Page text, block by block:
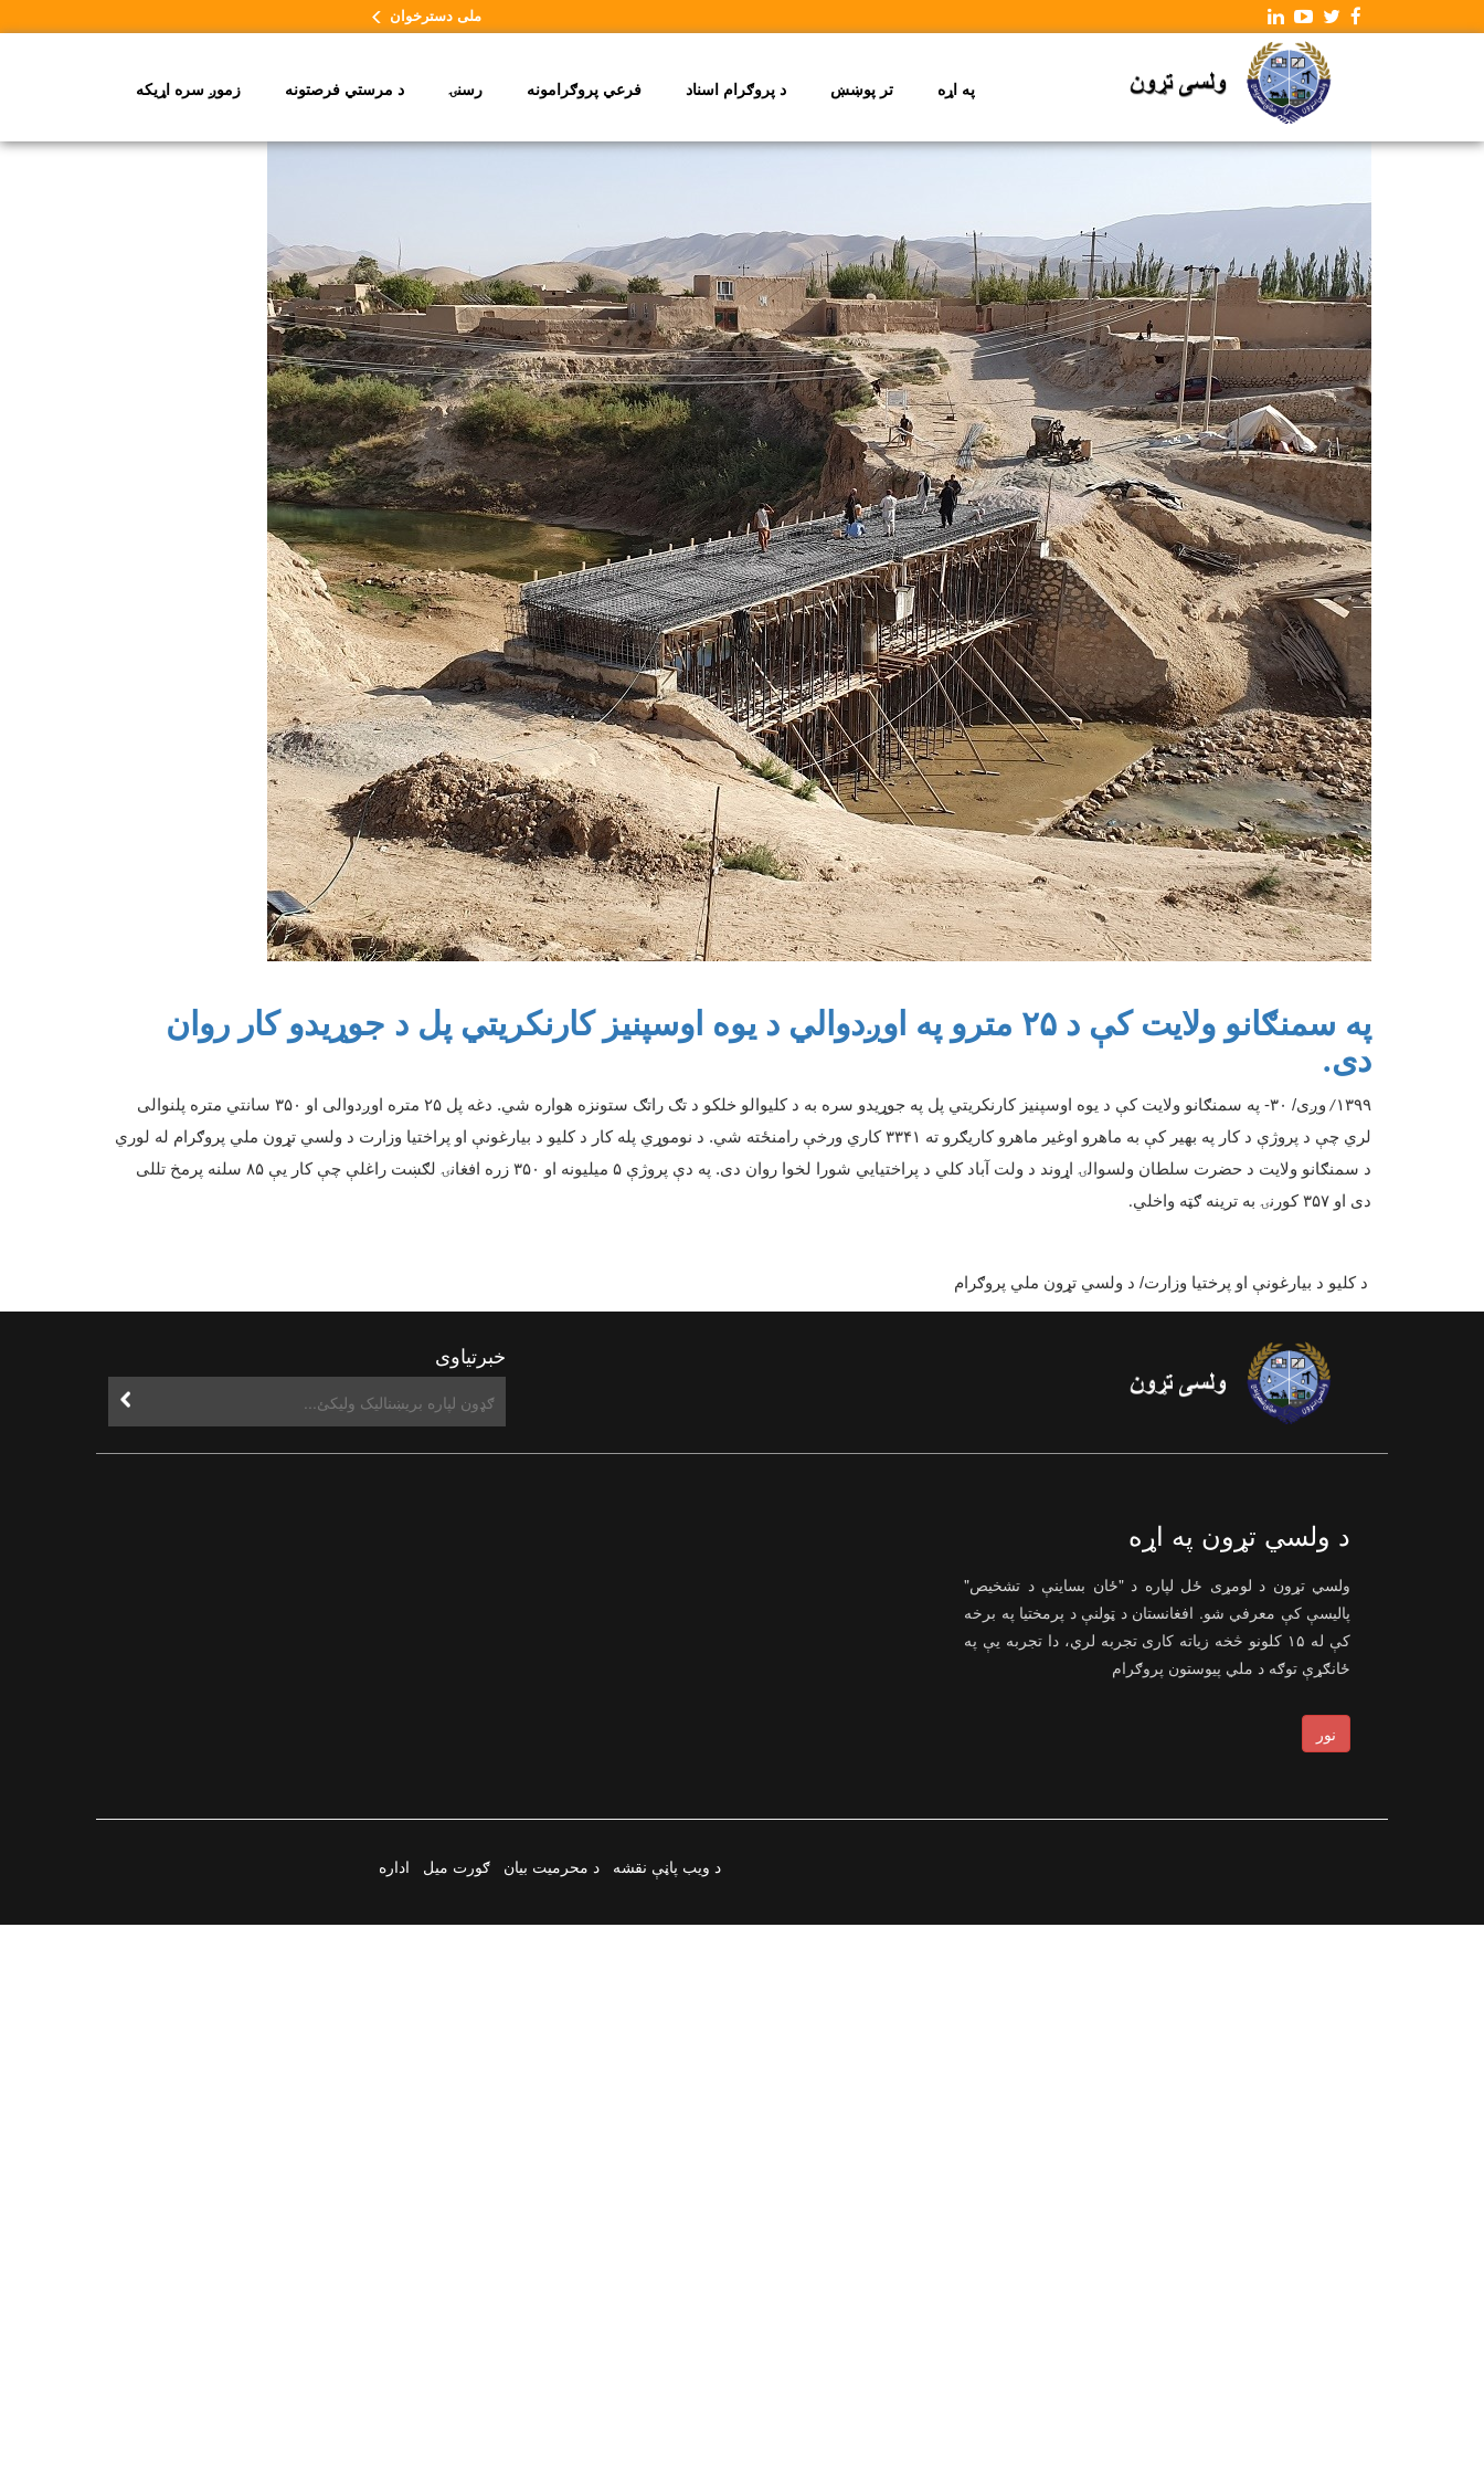
ملی دسترخوان
په اړه تر پوښښ د پروګرام اسناد فرعي پروګرامونه رسنۍ د مرستي فرصتونه زموږ سره اړیکه
په سمنګانو ولایت کې د ۲۵ مترو په اوږدوالي د یوه اوسپنیز کارنکریتي پل د جوړیدو کار روان
دی.
۱۳۹۹/ وږی/ ۳۰- په سمنګانو ولایت کې د یوه اوسپنیز کارنکریتي پل په جوړیدو سره به د کلیوالو خلکو د تګ راتګ ستونزه هواره شي. دغه پل ۲۵ متره اوږدوالی او ۳۵۰ سانتي متره پلنوالی
لري چې د پروژې د کار په بهیر کې به ماهرو اوغیر ماهرو کاریګرو ته ۳۳۴۱کاري ورخې رامنځته شي. د نوموړي پله کار د کلیو د بیارغونې او پراختیا وزارت د ولسي تړون ملي پروګرام له لوري
د سمنګانو ولایت د حضرت سلطان ولسوالۍ اړوند د ولت آباد کلي د پراختیایي شورا لخوا روان دی. په دې پروژې ۵ میلیونه او ۳۵۰ زره افغانۍ لګښت راغلې چې کار یې ۸۵ سلنه پرمخ تللی
دی او ۳۵۷کورنۍ به ترینه ګټه واخلي.
د کلیو د بیارغونې او پرختیا وزارت/ د ولسي تړون ملي پروګرام
خبرتیاوی
د ولسي تړون په اړه
ولسي تړون د لومړی ځل لپاره د "ځان بساینې د تشخیص"
پالیسې کې معرفي شو. افغانستان د ټولنې د پرمختیا په برخه
کې له ۱۵ کلونو څخه زیاته کاری تجربه لري، دا تجربه یې په
ځانګړې توګه د ملي پیوستون پروګرام
نور
د ویب پاڼې نقشه د محرمیت بیان ګورت میل اداره